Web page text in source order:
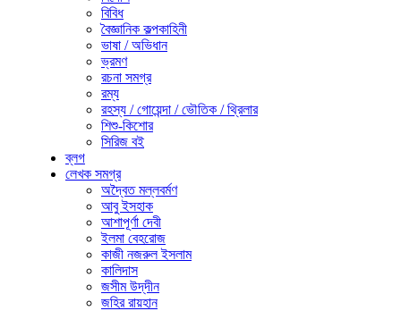
বিবিধ
বৈজ্ঞানিক কল্পকাহিনী
ভাষা / অভিধান
ভ্রমণ
রচনা সমগ্র
রম্য
রহস্য / গোয়েন্দা / ভৌতিক / থ্রিলার
শিশু-কিশোর
সিরিজ বই
ব্লগ
লেখক সমগ্র
অদ্বৈত মল্লবর্মণ
আবু ইসহাক
আশাপূর্ণা দেবী
ইলমা বেহরোজ
কাজী নজরুল ইসলাম
কালিদাস
জসীম উদ্‌দীন
জহির রায়হান